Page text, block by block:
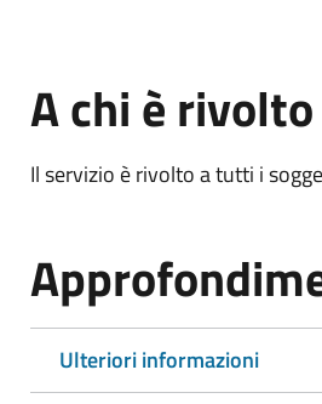
A chi è rivolto
Il servizio è rivolto a tutti i
Ulteriori informazioni